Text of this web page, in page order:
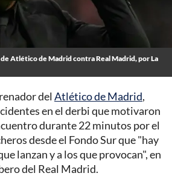
Atlético de Madrid contra Real Madrid, por La
del Atlético de Madrid,
en el derbi que motivaron
durante 22 minutos por el
desde el Fondo Sur que "hay
lanzan y a los que provocan", en
del Real Madrid.